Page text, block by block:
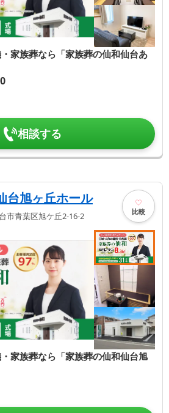
家族葬なら「家族葬の仙和仙台あ
相談する
旭ヶ丘ホール
市青葉区旭ケ丘2-16-2 比較
家族葬なら「家族葬の仙和仙台旭